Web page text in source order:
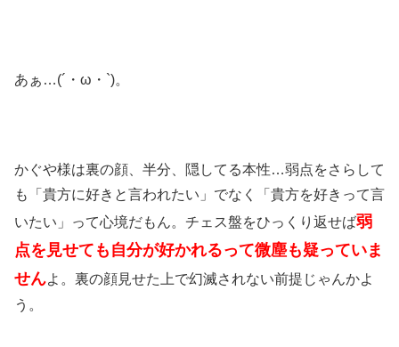
あぁ…(´・ω・`)。
かぐや様は裏の顔、半分、隠してる本性…弱点をさらして
も「貴方に好きと言われたい」でなく「貴方を好きって言
いたい」って心境だもん。チェス盤をひっくり返せば弱
点を見せても自分が好かれるって微塵も疑っていま
せんよ。裏の顔見せた上で幻滅されない前提じゃんかよ
う。